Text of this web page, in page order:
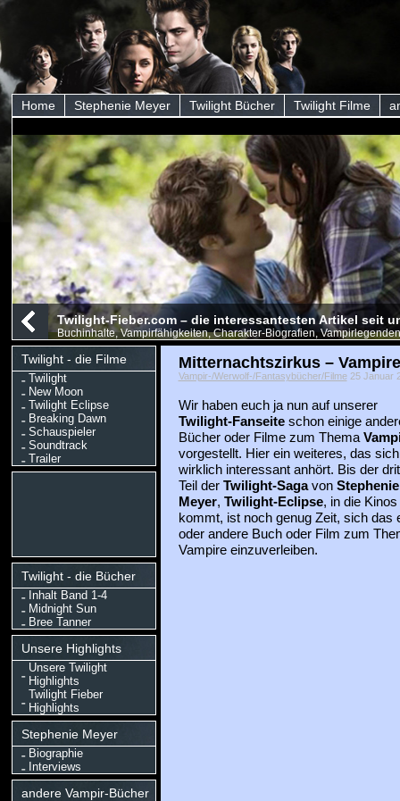
Home Stephenie Meyer Twilight Bücher Twilight Filme
Twilight-Fieber.com – die interessantesten Artikel seit
Buchinhalte, Vampirfähigkeiten, Charakter-Biografien,
Twilight - die Filme
Twilight
New Moon
Twilight Eclipse
Breaking Dawn
Schauspieler
Soundtrack
Trailer
Twilight - die Bücher
Inhalt Band 1-4
Midnight Sun
Bree Tanner
Unsere Highlights
Unsere Twilight
Highlights
Twilight Fieber
Highlights
Stephenie Meyer
Biographie
Interviews
andere Vampir-Bücher
Mitternachtszirkus –
Vampir-/Werwolf-/Fantasybücher/Filme25 Januar
Wir haben euch ja nun auf unserer
Twilight-Fanseiteschon einige
Bücher oder Filme zum Thema
vorgestellt. Hier ein weiteres, das sich
wirklich interessant anhört. Bis der
Teil der Twilight-Sagavon Stephenie
Meyer, Twilight-Eclipse, in die Kinos
kommt, ist noch genug Zeit, sich das
oder andere Buch oder Film zum
Vampire einzuverleiben.